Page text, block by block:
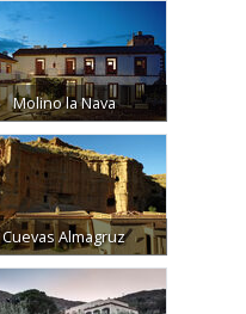
Molino la Nava
Cuevas Almagruz